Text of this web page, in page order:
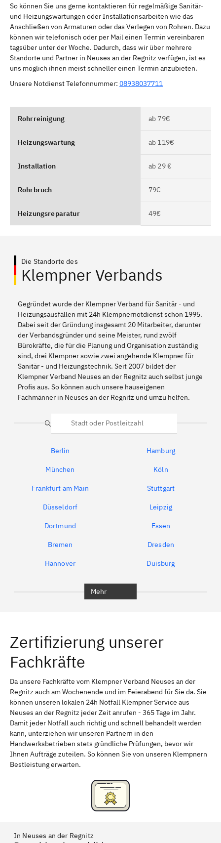
So können Sie uns gerne kontaktieren für regelmäßige Sanitär-
und Heizungswartungen oder Installationsarbeiten wie das
Anschließen von Armaturen oder das Verlegen von Rohren. Dazu
können wir telefonisch oder per Mail einen Termin vereinbaren
tagsüber unter der Woche. Dadurch, dass wir über mehrere
Standorte und Partner in Neuses an der Regnitz verfügen, ist es
uns möglich ihnen meist schneller einen Termin anzubieten.
Unsere Notdienst Telefonnummer: 08938037711
Rohrreinigung ab 79€
Heizungswartung ab 119€
Installation ab 29 €
Rohrbruch 79€
Heizungsreparatur 49€
Die Standorte des
Klempner Verbands
Gegründet wurde der Klempner Verband für Sanitär - und
Heizungsausfällen mit 24h Klempnernotdienst schon 1995.
Dabei seit der Gründung insgesamt 20 Mitarbeiter, darunter
der Verbandsgründer und seine Meister, rund zwölf
Bürokräfte, die für die Planung und Organisation zuständig
sind, drei Klempner sowie zwei angehende Klempner für
Sanitär - und Heizungstechnik. Seit 2007 bildet der
Klempner Verband Neuses an der Regnitz auch selbst junge
Profis aus. So können auch unsere hauseigenen
Fachmänner in Neuses an der Regnitz und umzu helfen.
Suche
Berlin Hamburg
München Köln
Frankfurt am Main Stuttgart
Düsseldorf Leipzig
Dortmund Essen
Bremen Dresden
Hannover Duisburg
Erlangen Bamberg
Bayreuth
Schweinfurt Passau
Freising Rudelsdorf, Mittelfranken
Mehr
Zertifizierung unserer
Fachkräfte
Da unsere Fachkräfte vom Klempner Verband Neuses an der
Regnitz auch am Wochenende und im Feierabend für Sie da. Sie
können unseren lokalen 24h Notfall Klempner Service aus
Neuses an der Regnitz jeder Zeit anrufen - 365 Tage im Jahr.
Damit jeder Notfall auch richtig und schnell behandelt werden
kann, unterziehen wir unseren Partnern in den
Handwerksbetrieben stets gründliche Prüfungen, bevor wir
Ihnen Aufträge zuteilen. So können Sie von unseren Klempnern
Bestleistung erwarten.
In Neuses an der Regnitz